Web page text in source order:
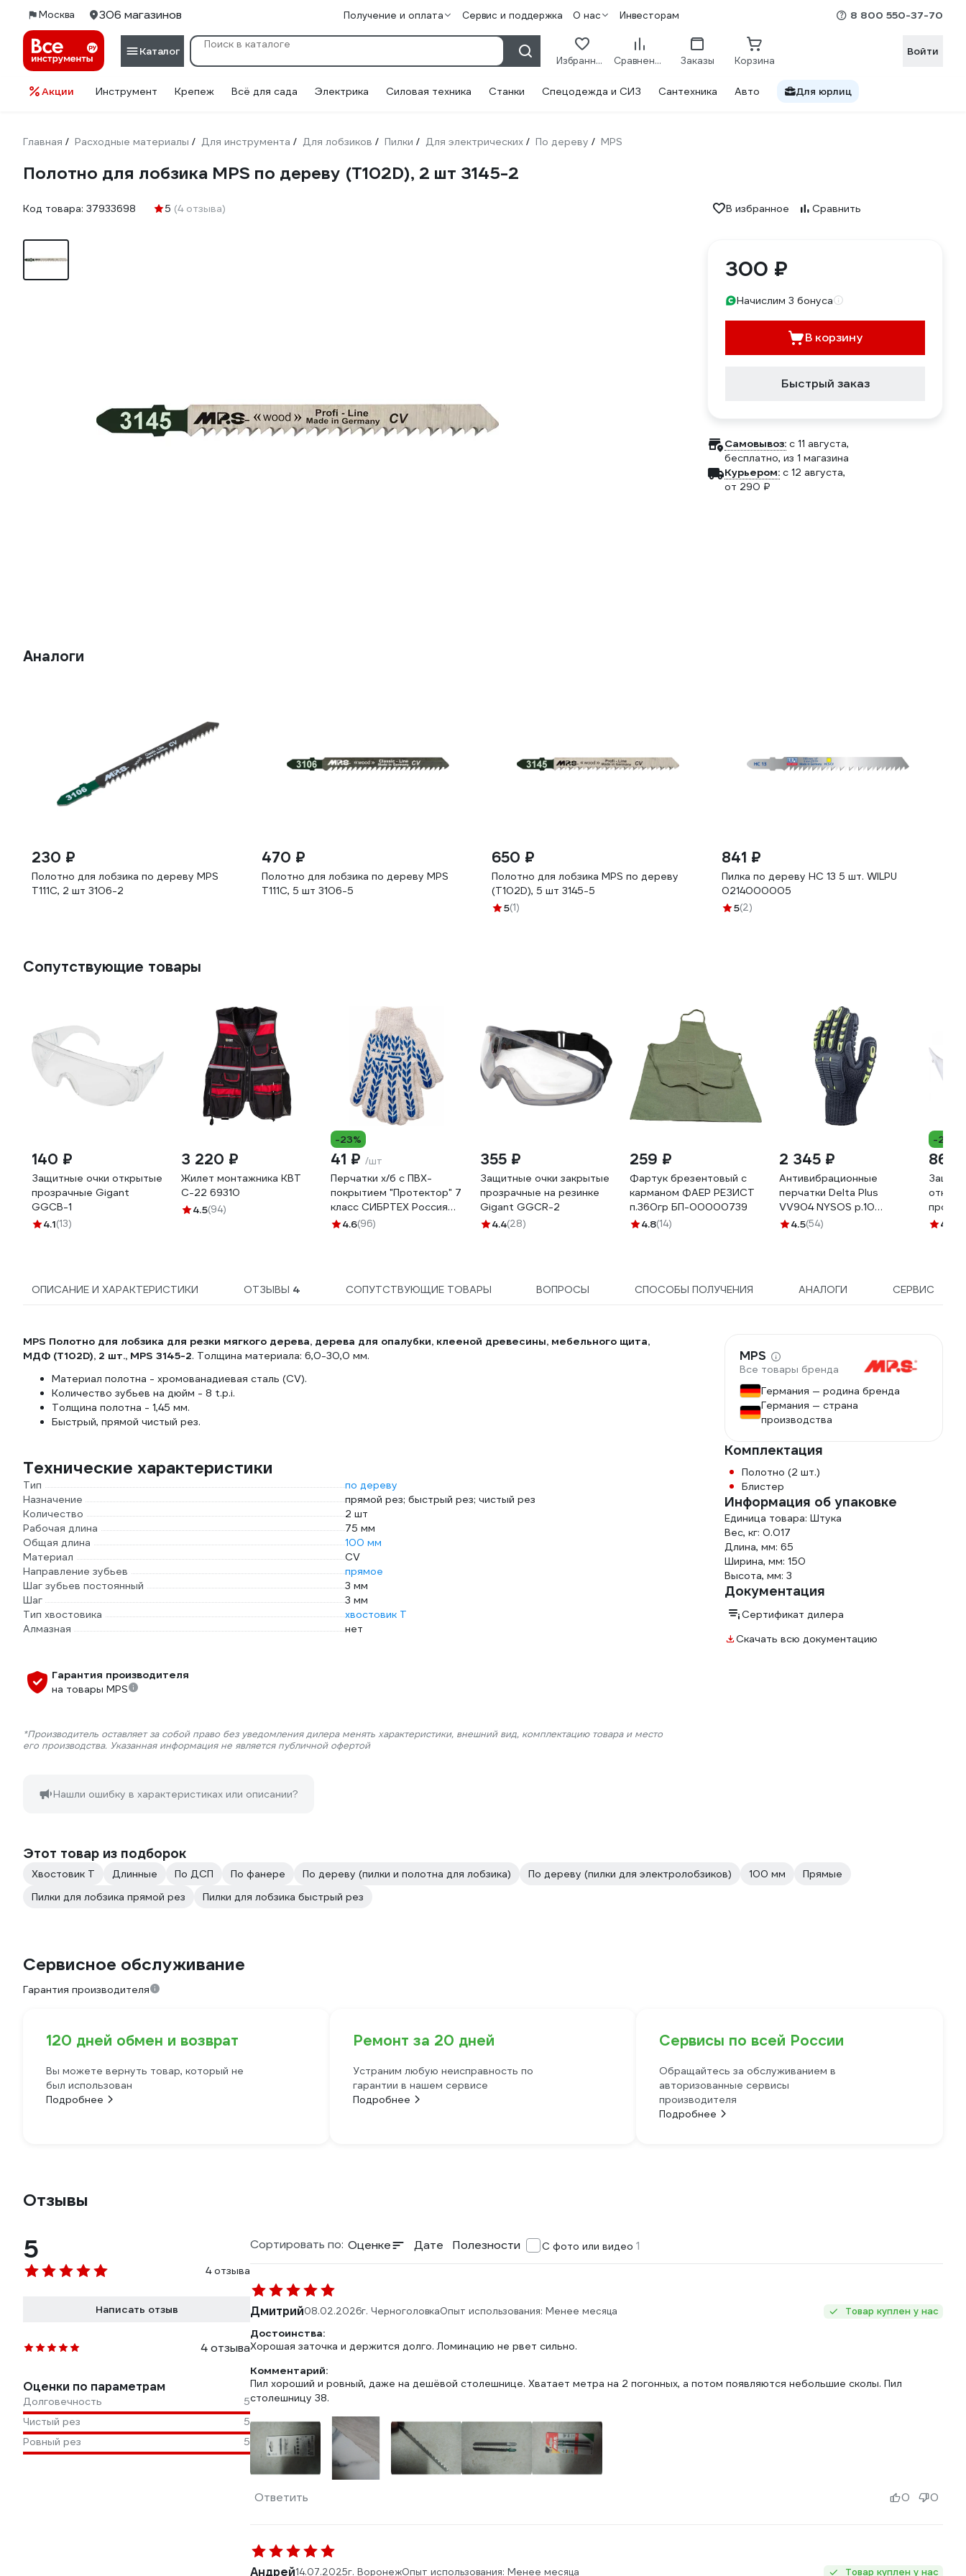
Москва 306 магазинов Получение и оплата Сервис и поддержка О нас Инвесторам 8 800 550-37-70
Каталог
Избранное Сравнение Заказы Корзина
Войти
Акции Инструмент Крепеж Всё для сада Электрика Силовая техника Станки Спецодежда и СИЗ Сантехника Авто Для юрлиц
Главная / Расходные материалы / Для инструмента / Для лобзиков / Пилки / Для электрических / По дереву / MPS
Полотно для лобзика MPS по дереву (T102D), 2 шт 3145-2
Код товара: 37933698 5 (4 отзыва) В избранное Сравнить
300 ₽
Начислим 3 бонуса
В корзину
Быстрый заказ
Самовывоз: c 11 августа,
бесплатно, из 1 магазина
Курьером: c 12 августа,
от 290 ₽
Аналоги
230 ₽
Полотно для лобзика по дереву MPS
T111C, 2 шт 3106-2
470 ₽
Полотно для лобзика по дереву MPS
T111C, 5 шт 3106-5
650 ₽
Полотно для лобзика MPS по дереву
(T102D), 5 шт 3145-5
5(1)
841 ₽
Пилка по дереву HC 13 5 шт. WILPU
0214000005
5(2)
Сопутствующие товары
140 ₽
Защитные очки открытые
прозрачные Gigant
GGСB-1
4.1(13)
3 220 ₽
Жилет монтажника КВТ
С-22 69310
4.5(94)
-23%
41 ₽ /шт
Перчатки х/б с ПВХ-
покрытием "Протектор" 7
класс СИБРТЕХ Россия
67704
4.6(96)
355 ₽
Защитные очки закрытые
прозрачные на резинке
Gigant GGСR-2
4.4(28)
259 ₽
Фартук брезентовый с
карманом ФАЕР РЕЗИСТ
п.360гр БП-00000739
4.8(14)
2 345 ₽
Антивибрационные
перчатки Delta Plus
VV904 NYSOS р.10
VV904JA10
4.5(54)
-26%
86 ₽
4.5
ОПИСАНИЕ И ХАРАКТЕРИСТИКИ ОТЗЫВЫ 4 СОПУТСТВУЮЩИЕ ТОВАРЫ ВОПРОСЫ СПОСОБЫ ПОЛУЧЕНИЯ АНАЛОГИ СЕРВИС
MPS Полотно для лобзика для резки мягкого дерева, дерева для опалубки, клееной древесины, мебельного щита,
МДФ (T102D), 2 шт., MPS 3145-2. Толщина материала: 6,0-30,0 мм.
Материал полотна - хромованадиевая сталь (CV).
Количество зубьев на дюйм - 8 t.p.i.
Толщина полотна - 1,45 мм.
Быстрый, прямой чистый рез.
Технические характеристики
Тип
по дереву
Назначение
прямой рез; быстрый рез; чистый рез
Количество
2 шт
Рабочая длина
75 мм
Общая длина
100 мм
Материал
CV
Направление зубьев
прямое
Шаг зубьев постоянный
3 мм
Шаг
3 мм
Тип хвостовика
хвостовик Т
Алмазная
нет
Гарантия производителя
на товары MPS
*Производитель оставляет за собой право без уведомления дилера менять характеристики, внешний вид, комплектацию товара и место
его производства. Указанная информация не является публичной офертой
Нашли ошибку в характеристиках или описании?
MPS
Все товары бренда
Германия — родина бренда
Германия — страна
производства
Комплектация
Полотно (2 шт.)
Блистер
Информация об упаковке
Единица товара: Штука
Вес, кг: 0.017
Длина, мм: 65
Ширина, мм: 150
Высота, мм: 3
Документация
Сертификат дилера
Скачать всю документацию
Этот товар из подборок
Хвостовик Т Длинные По ДСП По фанере По дереву (пилки и полотна для лобзика) По дереву (пилки для электролобзиков) 100 мм
Прямые
Пилки для лобзика прямой рез
Пилки для лобзика быстрый рез
Сервисное обслуживание
Гарантия производителя
120 дней обмен и возврат
Вы можете вернуть товар, который не
был использован
Подробнее
Ремонт за 20 дней
Устраним любую неисправность по
гарантии в нашем сервисе
Подробнее
Сервисы по всей России
Обращайтесь за обслуживанием в
авторизованные сервисы
производителя
Подробнее
Отзывы
5
4 отзыва
Написать отзыв
4 отзыва
Оценки по параметрам
Долговечность
5
Чистый рез
5
Ровный рез
5
Сортировать по: Оценке Дате Полезности С фото или видео 1
Дмитрий08.02.2026г. ЧерноголовкаОпыт использования: Менее месяца Товар куплен у нас
Достоинства:
Хорошая заточка и держится долго. Ломинацию не рвет сильно.
Комментарий:
Пил хороший и ровный, даже на дешёвой столешнице. Хватает метра на 2 погонных, а потом появляются небольшие сколы. Пил
столешницу 38.
Ответить 0 0
Андрей14.07.2025г. ВоронежОпыт использования: Менее месяца Товар куплен у нас